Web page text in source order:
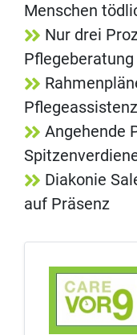
Menschen
Nur drei
Angehende
Diakonie
auf Präsenz